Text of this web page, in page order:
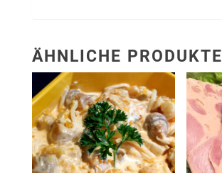
ÄHNLICHE PRODUKTE